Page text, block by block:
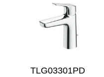
TLG03301PD